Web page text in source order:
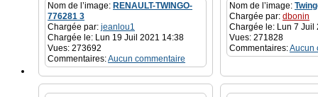
Nom de l’image: RENAULT-TWINGO-
776281 3
Chargée par: jeanlou1
Chargée le: Lun 19 Juil 2021 14:38
Vues: 273692
Commentaires:Aucun commentaire
Nom de l’image:
Chargée par: dbonin
Chargée le: Lun 7 Juil
Vues: 271828
Commentaires:Aucun